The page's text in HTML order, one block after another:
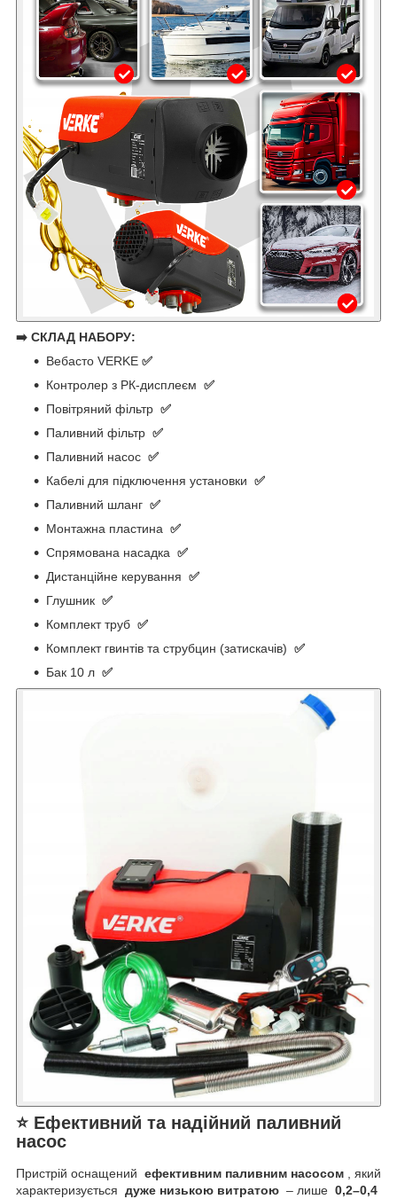
➡️ СКЛАД НАБОРУ:
Вебасто VERKE ✅
Контролер з РК-дисплеєм ✅
Повітряний фільтр ✅
Паливний фільтр ✅
Паливний насос ✅
Кабелі для підключення установки ✅
Паливний шланг ✅
Монтажна пластина ✅
Спрямована насадка ✅
Дистанційне керування ✅
Глушник ✅
Комплект труб ✅
Комплект гвинтів та струбцин (затискачів) ✅
Бак 10 л ✅
⭐ Ефективний та надійний паливний
насос
Пристрій оснащений ефективним паливним насосом , який
характеризується дуже низькою витратою – лише 0,2–0,4